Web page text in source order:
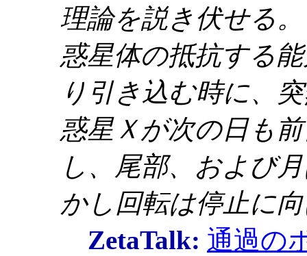
理論を説き伏せる
惑星体の抵抗する
り引き込む時に、
惑星Ｘが次の日も
し、尾部、および
かし回転は停止に
ZetaTalk: 通過の